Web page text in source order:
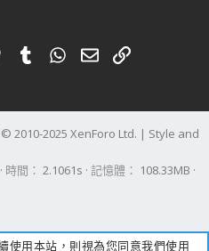
PinterestTumblrWhatsApp
電子郵件
連結
© 2010-2025 XenForo Ltd. | Style and
時間 2.1061s 記憶體 108.33MB
使用本站，則視為您同意我們使用